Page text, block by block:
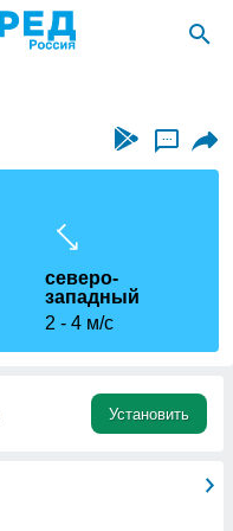
...
северо-
западный
2
4 м/с
Установить